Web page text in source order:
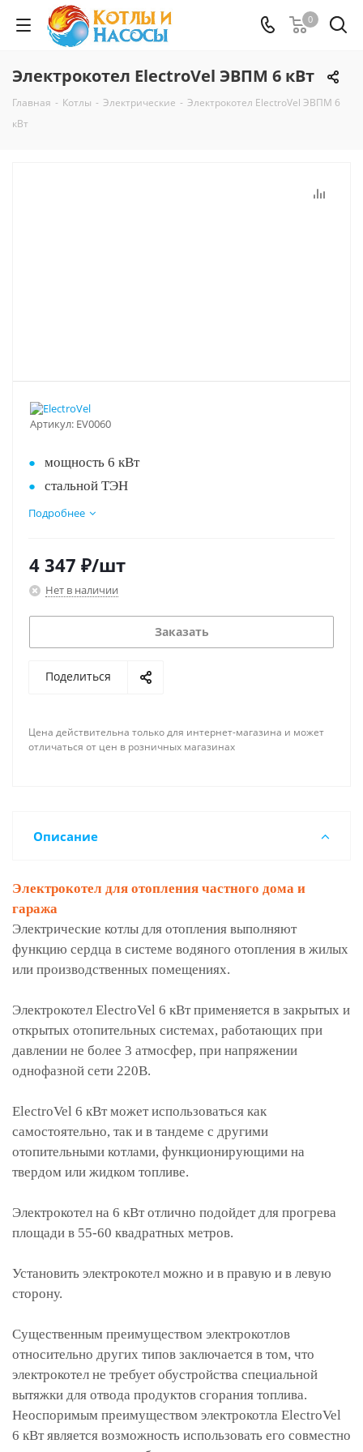
0
Электрокотел ElectroVel ЭВПМ 6 кВт
Главная - Котлы - Электрические - Электрокотел ElectroVel ЭВПМ 6
кВт
Артикул: EV0060
мощность 6 кВт
стальной ТЭН
питание 3х380 В
вес 9кг
Подробнее
4 347 ₽/шт
Нет в наличии
Заказать
Поделиться
Цена действительна только для интернет-магазина и может
отличаться от цен в розничных магазинах
Описание
Электрокотел для отопления частного дома и
гаража
Электрические котлы для отопления выполняют
функцию сердца в системе водяного отопления в жилых
или производственных помещениях.
Электрокотел ElectroVel 6 кВт применяется в закрытых и
открытых отопительных системах, работающих при
давлении не более 3 атмосфер, при напряжении
однофазной сети 220В.
ElectroVel 6 кВт может использоваться как
самостоятельно, так и в тандеме с другими
отопительными котлами, функционирующими на
твердом или жидком топливе.
Электрокотел на 6 кВт отлично подойдет для прогрева
площади в 55-60 квадратных метров.
Установить электрокотел можно и в правую и в левую
сторону.
Существенным преимуществом электрокотлов
относительно других типов заключается в том, что
электрокотел не требует обустройства специальной
вытяжки для отвода продуктов сгорания топлива.
Неоспоримым преимуществом электрокотла ElectroVel
6 кВт является возможность использовать его совместно